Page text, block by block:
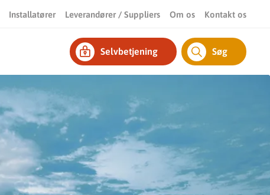
Installatører Leverandører / Suppliers Om os Kontakt os
Selvbetjening Søg